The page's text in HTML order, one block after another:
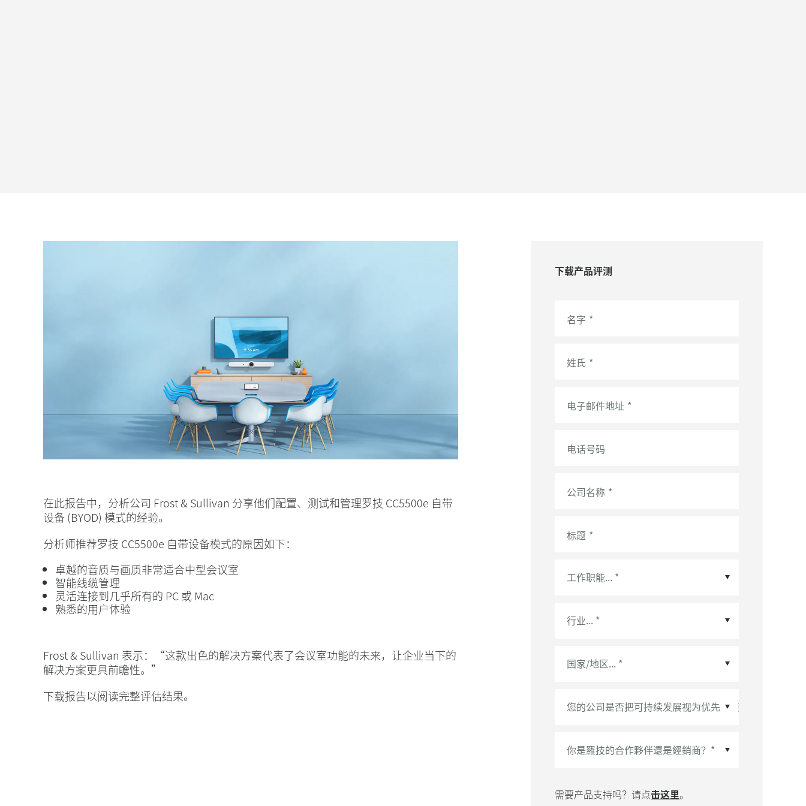
在此报告中，分析公司 Frost & Sullivan 分享他们配置、测试和管理罗技 CC5500e 自带
设备 (BYOD) 模式的经验。
分析师推荐罗技 CC5500e 自带设备模式的原因如下：
卓越的音质与画质非常适合中型会议室
智能线缆管理
灵活连接到几乎所有的 PC 或 Mac
熟悉的用户体验
Frost & Sullivan 表示：“这款出色的解决方案代表了会议室功能的未来，让企业当下的
解决方案更具前瞻性。”
下载报告以阅读完整评估结果。
下载产品评测
名字 *
姓氏 *
电子邮件地址 *
电话号码
公司名称 *
标题 *
国家/地区 *
需要产品支持吗？请点击这里。